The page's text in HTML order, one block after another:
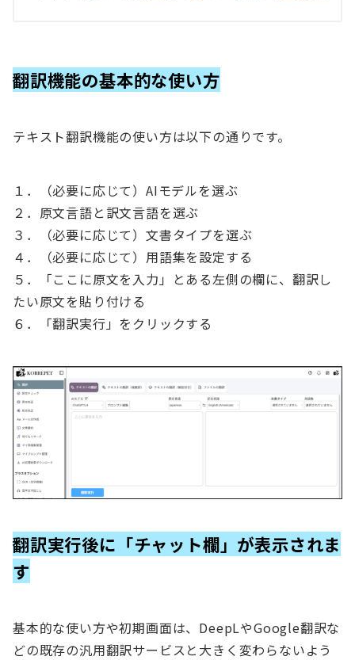
翻訳機能の基本的な使い方
テキスト翻訳機能の使い方は以下の通りです。
１．（必要に応じて）AIモデルを選ぶ
２．原文言語と訳文言語を選ぶ
３．（必要に応じて）文書タイプを選ぶ
４．（必要に応じて）用語集を設定する
５．「ここに原文を入力」とある左側の欄に、翻訳し
たい原文を貼り付ける
６．「翻訳実行」をクリックする
翻訳実行後に「チャット欄」が表示されま
す
基本的な使い方や初期画面は、DeepLやGoogle翻訳な
どの既存の汎用翻訳サービスと大きく変わらないよう